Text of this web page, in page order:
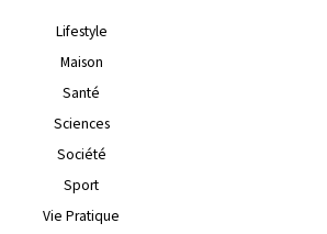
Lifestyle
Maison
Santé
Sciences
Société
Sport
Vie Pratique